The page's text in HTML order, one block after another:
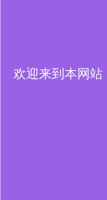
欢迎来到本网站